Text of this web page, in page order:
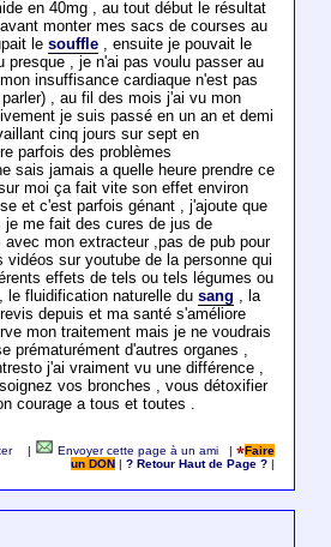
en 40mg , au tout début le résultat
monter mes sacs de courses au
le souffle, ensuite je pouvait le
presque , je n'ai pas voulu passer au
insuffisance cardiaque n'est pas
, au fil des mois j'ai vu mon
je suis passé en un an et demi
cinq jours sur sept en
parfois des problèmes
sais jamais a quelle heure prendre ce
moi ça fait vite son effet environ
et c'est parfois génant , j'ajoute que
je me fait des cures de jus de
avec mon extracteur ,pas de pub pour
vidéos sur youtube de la personne qui
effets de tels ou tels légumes ou
le fluidification naturelle du sang , la
depuis et ma santé s'améliore
mon traitement mais je ne voudrais
prématurément d'autres organes ,
j'ai vraiment vu une différence ,
vos bronches , vous détoxifier
courage a tous et toutes .
Envoyer cette page à un ami |
Faire
un DON
|? Retour Haut de Page ?